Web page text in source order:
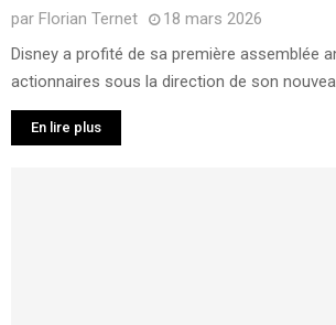
par Florian Ternet
18 mars 2026
Disney a profité de sa première assemblée
actionnaires sous la direction de son
En lire plus